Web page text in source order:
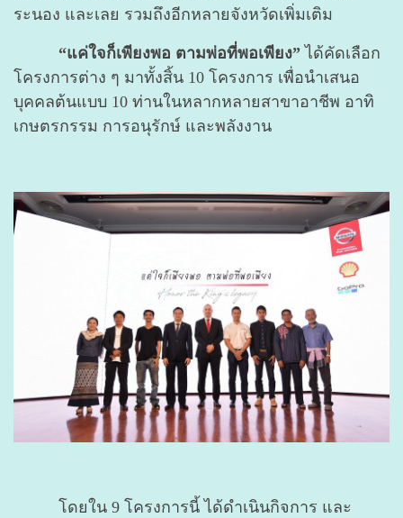
ระนอง และเลย รวมถึงอีกหลายจังหวัดเพิ่มเติม
“แค่ใจก็เพียงพอ ตามพ่อที่พอเพียง” ได้คัดเลือก
โครงการต่าง ๆ มาทั้งสิ้น 10 โครงการ เพื่อนำเสนอ
บุคคลต้นแบบ 10 ท่านในหลากหลายสาขาอาชีพ อาทิ
เกษตรกรรม การอนุรักษ์ และพลังงาน
โดยใน 9 โครงการนี้ ได้ดำเนินกิจการ และ